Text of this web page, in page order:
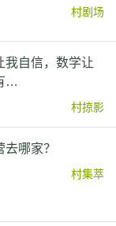
村剧场
我自信，数学让
…
村掠影
哪家？
村集萃